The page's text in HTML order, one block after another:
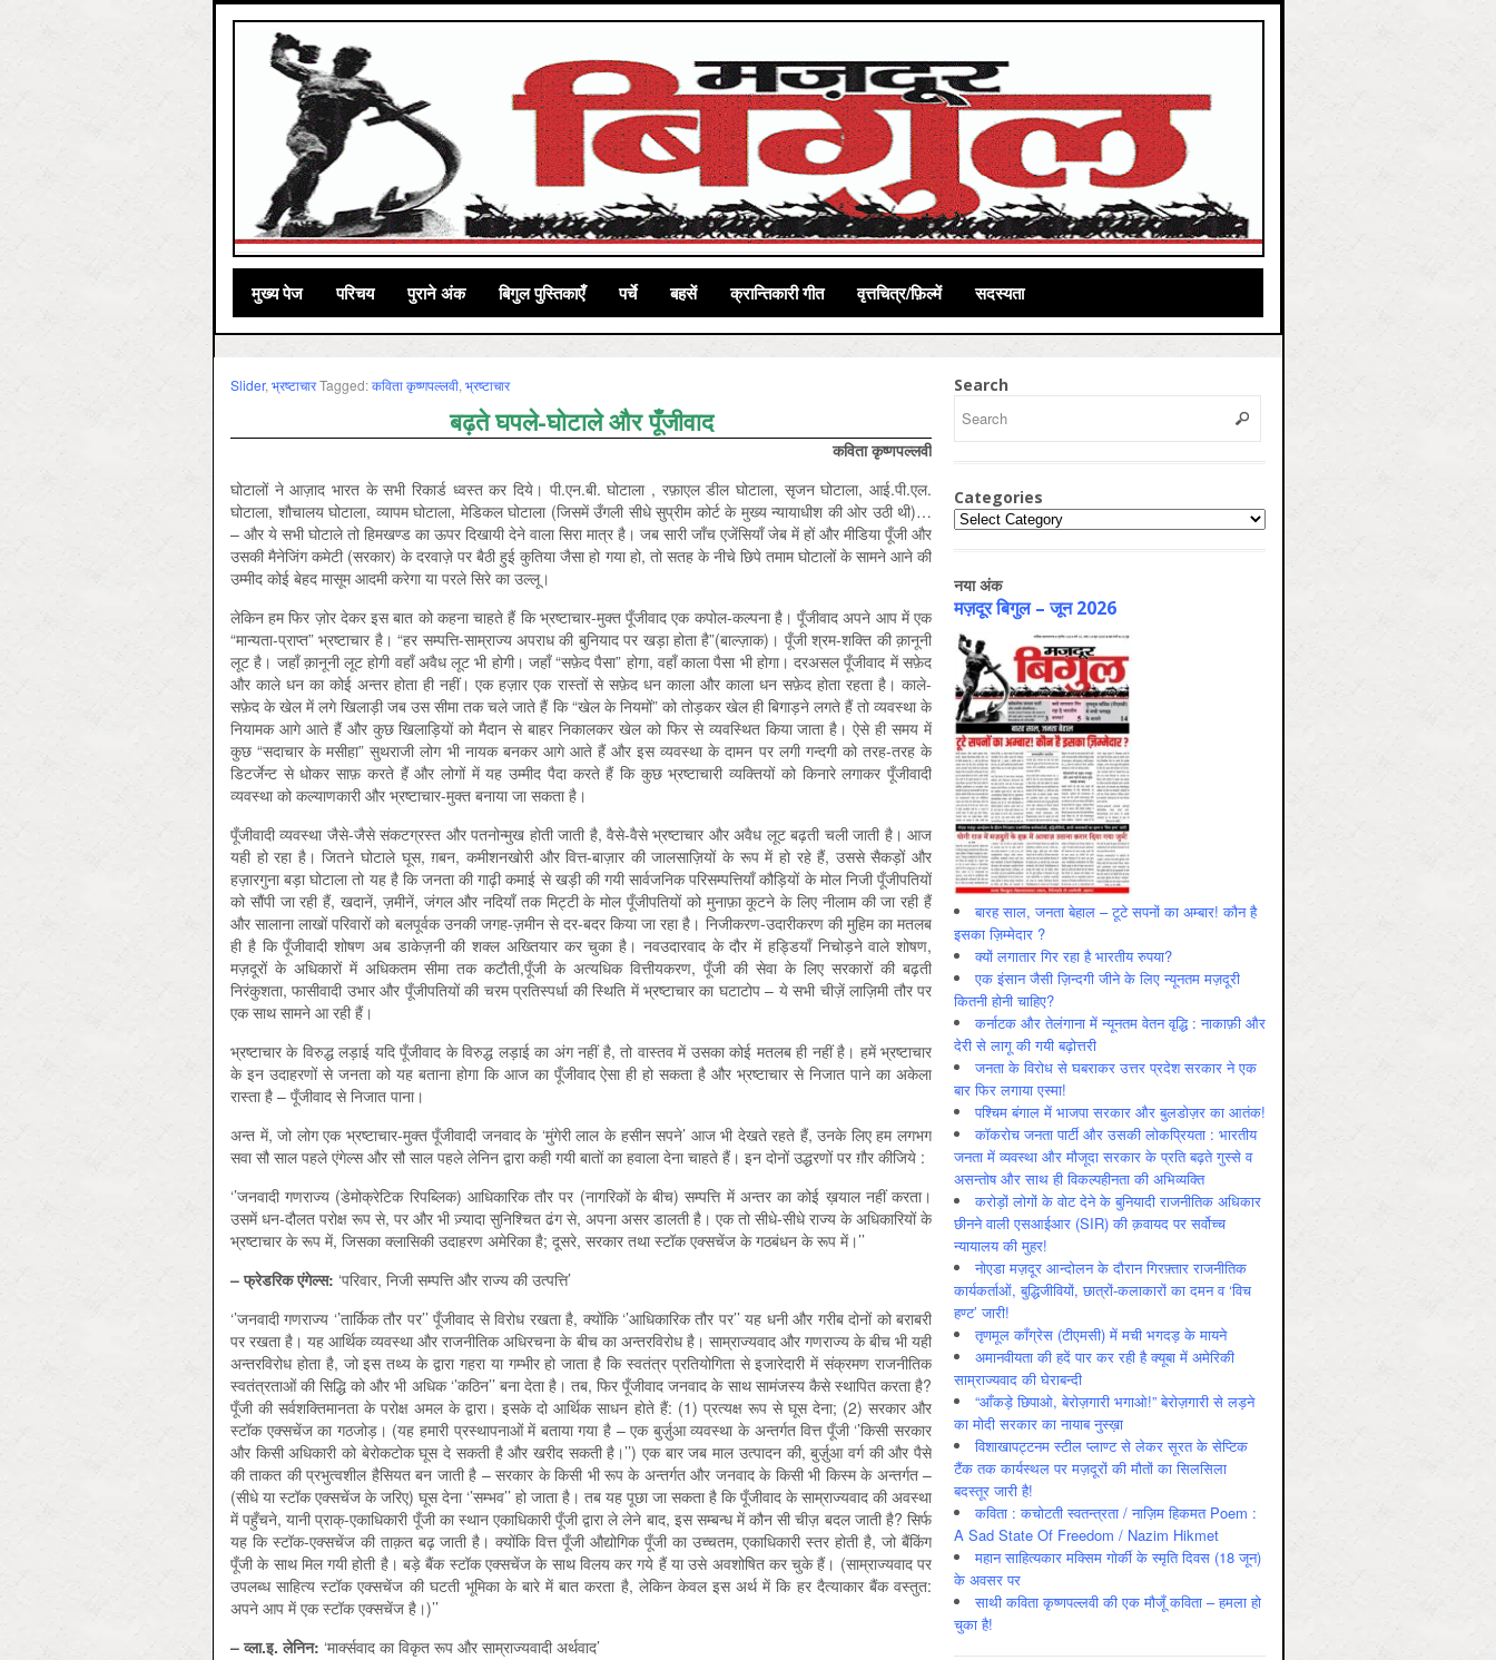
मुख्‍य पेज परिचय पुराने अंक बिगुल पुस्तिकाएँ पर्चे बहसें क्रान्तिकारी गीत वृत्तचित्र/फ़िल्में सदस्यता
Slider, भ्रष्‍टाचारTagged:कविता कृष्‍णपल्‍लवी, भ्रष्टाचार
बढ़ते घपले-घोटाले और पूँजीवाद
कविता कृष्णपल्लवी
घोटालों ने आज़ाद भारत के सभी रिकार्ड ध्वस्त कर दिये। पी.एन.बी. घोटाला , रफ़ाएल डील घोटाला, सृजन घोटाला, आई.पी.एल.
घोटाला, शौचालय घोटाला, व्यापम घोटाला, मेडिकल घोटाला (जिसमें उँगली सीधे सुप्रीम कोर्ट के मुख्य न्यायाधीश की ओर उठी थी)…
– और ये सभी घोटाले तो हिमखण्ड का ऊपर दिखायी देने वाला सिरा मात्र है। जब सारी जाँच एजेंसियाँ जेब में हों और मीडिया पूँजी और
उसकी मैनेजिंग कमेटी (सरकार) के दरवाज़े पर बैठी हुई कुतिया जैसा हो गया हो, तो सतह के नीचे छिपे तमाम घोटालों के सामने आने की
उम्मीद कोई बेहद मासूम आदमी करेगा या परले सिरे का उल्लू।
लेकिन हम फिर ज़ोर देकर इस बात को कहना चाहते हैं कि भ्रष्टाचार-मुक्त पूँजीवाद एक कपोल-कल्पना है। पूँजीवाद अपने आप में एक
“मान्यता-प्राप्त” भ्रष्टाचार है। “हर सम्पत्ति-साम्राज्य अपराध की बुनियाद पर खड़ा होता है”(बाल्ज़ाक)। पूँजी श्रम-शक्ति की क़ानूनी
लूट है। जहाँ क़ानूनी लूट होगी वहाँ अवैध लूट भी होगी। जहाँ “सफ़ेद पैसा” होगा, वहाँ काला पैसा भी होगा। दरअसल पूँजीवाद में सफ़ेद
और काले धन का कोई अन्तर होता ही नहीं। एक हज़ार एक रास्तों से सफ़ेद धन काला और काला धन सफ़ेद होता रहता है। काले-
सफ़ेद के खेल में लगे खिलाड़ी जब उस सीमा तक चले जाते हैं कि “खेल के नियमों” को तोड़कर खेल ही बिगाड़ने लगते हैं तो व्यवस्था के
नियामक आगे आते हैं और कुछ खिलाड़ियों को मैदान से बाहर निकालकर खेल को फिर से व्यवस्थित किया जाता है। ऐसे ही समय में
कुछ “सदाचार के मसीहा” सुथराजी लोग भी नायक बनकर आगे आते हैं और इस व्यवस्था के दामन पर लगी गन्दगी को तरह-तरह के
डिटर्जेन्ट से धोकर साफ़ करते हैं और लोगों में यह उम्मीद पैदा करते हैं कि कुछ भ्रष्टाचारी व्यक्तियों को किनारे लगाकर पूँजीवादी
व्यवस्था को कल्याणकारी और भ्रष्टाचार-मुक्त बनाया जा सकता है।
पूँजीवादी व्यवस्था जैसे-जैसे संकटग्रस्त और पतनोन्मुख होती जाती है, वैसे-वैसे भ्रष्टाचार और अवैध लूट बढ़ती चली जाती है। आज
यही हो रहा है। जितने घोटाले घूस, ग़बन, कमीशनखोरी और वित्त-बाज़ार की जालसाज़ियों के रूप में हो रहे हैं, उससे सैकड़ों और
हज़ारगुना बड़ा घोटाला तो यह है कि जनता की गाढ़ी कमाई से खड़ी की गयी सार्वजनिक परिसम्पत्तियाँ कौड़ियों के मोल निजी पूँजीपतियों
को सौंपी जा रही हैं, खदानें, ज़मीनें, जंगल और नदियाँ तक मिट्टी के मोल पूँजीपतियों को मुनाफ़ा कूटने के लिए नीलाम की जा रही हैं
और सालाना लाखों परिवारों को बलपूर्वक उनकी जगह-ज़मीन से दर-बदर किया जा रहा है। निजीकरण-उदारीकरण की मुहिम का मतलब
ही है कि पूँजीवादी शोषण अब डाकेज़नी की शक्ल अख्तियार कर चुका है। नवउदारवाद के दौर में हड्डियाँ निचोड़ने वाले शोषण,
मज़दूरों के अधिकारों में अधिकतम सीमा तक कटौती,पूँजी के अत्यधिक वित्तीयकरण, पूँजी की सेवा के लिए सरकारों की बढ़ती
निरंकुशता, फासीवादी उभार और पूँजीपतियों की चरम प्रतिस्पर्धा की स्थिति में भ्रष्टाचार का घटाटोप – ये सभी चीज़ें लाज़िमी तौर पर
एक साथ सामने आ रही हैं।
भ्रष्टाचार के विरुद्ध लड़ाई यदि पूँजीवाद के विरुद्ध लड़ाई का अंग नहीं है, तो वास्तव में उसका कोई मतलब ही नहीं है। हमें भ्रष्टाचार
के इन उदाहरणों से जनता को यह बताना होगा कि आज का पूँजीवाद ऐसा ही हो सकता है और भ्रष्टाचार से निजात पाने का अकेला
रास्ता है – पूँजीवाद से निजात पाना।
अन्त में, जो लोग एक भ्रष्टाचार-मुक्त पूँजीवादी जनवाद के ‘मुंगेरी लाल के हसीन सपने’ आज भी देखते रहते हैं, उनके लिए हम लगभग
सवा सौ साल पहले एंगेल्स और सौ साल पहले लेनिन द्वारा कही गयी बातों का हवाला देना चाहते हैं। इन दोनों उद्धरणों पर ग़ौर कीजिये :
‘’जनवादी गणराज्य (डेमोक्रेटिक रिपब्लिक) आधिकारिक तौर पर (नागरिकों के बीच) सम्पत्ति में अन्तर का कोई ख़याल नहीं करता।
उसमें धन-दौलत परोक्ष रूप से, पर और भी ज़्यादा सुनिश्चित ढंग से, अपना असर डालती है। एक तो सीधे-सीधे राज्य के अधिकारियों के
भ्रष्टाचार के रूप में, जिसका क्लासिकी उदाहरण अमेरिका है; दूसरे, सरकार तथा स्टॉक एक्सचेंज के गठबंधन के रूप में।’’
–फ्रेडरिक एंगेल्स: ‘परिवार, निजी सम्पत्ति और राज्य की उत्पत्ति’
‘’जनवादी गणराज्य ‘’तार्किक तौर पर’’ पूँजीवाद से विरोध रखता है, क्योंकि ‘’आधिकारिक तौर पर’’ यह धनी और गरीब दोनों को बराबरी
पर रखता है। यह आर्थिक व्यवस्था और राजनीतिक अधिरचना के बीच का अन्तरविरोध है। साम्राज्यवाद और गणराज्य के बीच भी यही
अन्तरविरोध होता है, जो इस तथ्य के द्वारा गहरा या गम्भीर हो जाता है कि स्वतंत्र प्रतियोगिता से इजारेदारी में संक्रमण राजनीतिक
स्वतंत्रताओं की सिद्धि को और भी अधिक ‘’कठिन’’ बना देता है। तब, फिर पूँजीवाद जनवाद के साथ सामंजस्य कैसे स्थापित करता है?
पूँजी की सर्वशक्तिमानता के परोक्ष अमल के द्वारा। इसके दो आर्थिक साधन होते हैं: (1) प्रत्यक्ष रूप से घूस देना; (2) सरकार और
स्टॉक एक्सचेंज का गठजोड़। (यह हमारी प्रस्थापनाओं में बताया गया है – एक बुर्ज़ुआ व्यवस्था के अन्तर्गत वित्त पूँजी ‘’किसी सरकार
और किसी अधिकारी को बेरोकटोक घूस दे सकती है और खरीद सकती है।’’) एक बार जब माल उत्पादन की, बुर्ज़ुआ वर्ग की और पैसे
की ताकत की प्रभुत्वशील हैसियत बन जाती है – सरकार के किसी भी रूप के अन्तर्गत और जनवाद के किसी भी किस्म के अन्तर्गत –
(सीधे या स्टॉक एक्सचेंज के जरिए) घूस देना ‘’सम्भव’’ हो जाता है। तब यह पूछा जा सकता है कि पूँजीवाद के साम्राज्यवाद की अवस्था
में पहुँचने, यानी प्राक्-एकाधिकारी पूँजी का स्थान एकाधिकारी पूँजी द्वारा ले लेने बाद, इस सम्बन्ध में कौन सी चीज़ बदल जाती है? सिर्फ
यह कि स्टॉक-एक्सचेंज की ताक़त बढ़ जाती है। क्योंकि वित्त पूँजी औद्योगिक पूँजी का उच्चतम, एकाधिकारी स्तर होती है, जो बैंकिंग
पूँजी के साथ मिल गयी होती है। बड़े बैंक स्टॉक एक्सचेंज के साथ विलय कर गये हैं या उसे अवशोषित कर चुके हैं। (साम्राज्यवाद पर
उपलब्ध साहित्य स्टॉक एक्सचेंज की घटती भूमिका के बारे में बात करता है, लेकिन केवल इस अर्थ में कि हर दैत्याकार बैंक वस्तुत:
अपने आप में एक स्टॉक एक्सचेंज है।)’’
–व्ला.इ.लेनिन: ‘मार्क्सवाद का विकृत रूप और साम्राज्यवादी अर्थवाद’
Search
Categories
Categories
नया अंक
मज़दूर बिगुल – जून 2026
बारह साल, जनता बेहाल – टूटे सपनों का अम्बार! कौन है
इसका ज़िम्मेदार ?
क्यों लगातार गिर रहा है भारतीय रुपया?
एक इंसान जैसी ज़िन्दगी जीने के लिए न्यूनतम मज़दूरी
कितनी होनी चाहिए?
कर्नाटक और तेलंगाना में न्यूनतम वेतन वृद्धि : नाकाफ़ी और
देरी से लागू की गयी बढ़ोत्तरी
जनता के विरोध से घबराकर उत्तर प्रदेश सरकार ने एक
बार फिर लगाया एस्मा!
पश्चिम बंगाल में भाजपा सरकार और बुलडोज़र का आतंक!
कॉकरोच जनता पार्टी और उसकी लोकप्रियता : भारतीय
जनता में व्‍यवस्‍था और मौजूदा सरकार के प्रति बढ़ते गुस्‍से व
असन्‍तोष और साथ ही विकल्‍पहीनता की अभिव्‍यक्ति
करोड़ों लोगों के वोट देने के बुनियादी राजनीतिक अधिकार
छीनने वाली एसआईआर (SIR) की क़वायद पर सर्वोच्च
न्यायालय की मुहर!
नोएडा मज़दूर आन्दोलन के दौरान गिरफ़्तार राजनीतिक
कार्यकर्ताओं, बुद्धिजीवियों, छात्रों-कलाकारों का दमन व ‘विच
हण्ट’ जारी!
तृणमूल काँग्रेस (टीएमसी) में मची भगदड़ के मायने
अमानवीयता की हदें पार कर रही है क्यूबा में अमेरिकी
साम्राज्यवाद की घेराबन्दी
“आँकड़े छिपाओ, बेरोज़गारी भगाओ!” बेरोज़गारी से लड़ने
का मोदी सरकार का नायाब नुस्ख़ा
विशाखापट्टनम स्टील प्लाण्ट से लेकर सूरत के सेप्टिक
टैंक तक कार्यस्थल पर मज़दूरों की मौतों का सिलसिला
बदस्तूर जारी है!
कविता : कचोटती स्वतन्त्रता / नाज़िम हिकमत Poem :
A Sad State Of Freedom / Nazim Hikmet
महान साहित्यकार मक्सिम गोर्की के स्मृति दिवस (18 जून)
के अवसर पर
साथी कविता कृष्णपल्लवी की एक मौजूँ कविता – हमला हो
चुका है!